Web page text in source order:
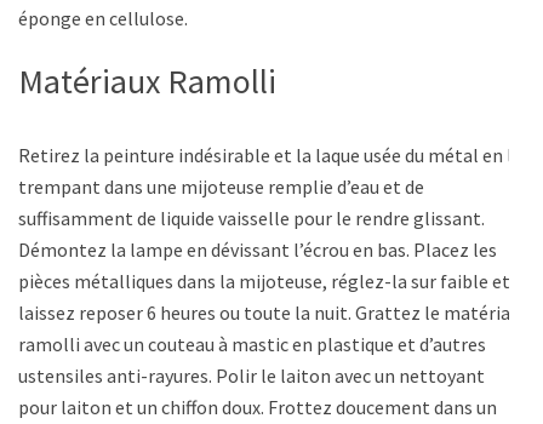
éponge en cellulose.
Matériaux Ramolli
Retirez la peinture indésirable et la laque usée du métal en le
trempant dans une mijoteuse remplie d’eau et de
suffisamment de liquide vaisselle pour le rendre glissant.
Démontez la lampe en dévissant l’écrou en bas. Placez les
pièces métalliques dans la mijoteuse, réglez-la sur faible et
laissez reposer 6 heures ou toute la nuit. Grattez le matériau
ramolli avec un couteau à mastic en plastique et d’autres
ustensiles anti-rayures. Polir le laiton avec un nettoyant
pour laiton et un chiffon doux. Frottez doucement dans un